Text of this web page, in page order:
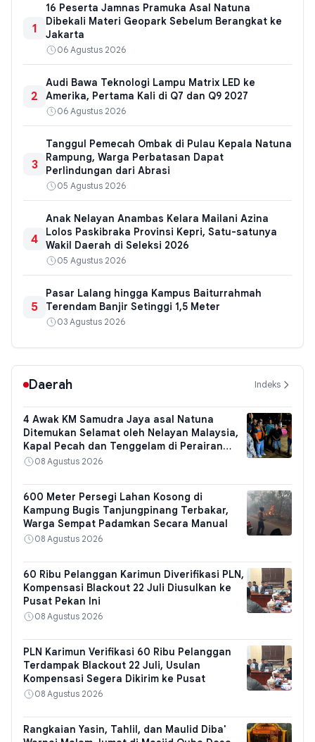
1
16 Peserta Jamnas Pramuka Asal Natuna
Dibekali Materi Geopark Sebelum Berangkat ke
Jakarta
06 Agustus 2026
2
Audi Bawa Teknologi Lampu Matrix LED ke
Amerika, Pertama Kali di Q7 dan Q9 2027
06 Agustus 2026
3
Tanggul Pemecah Ombak di Pulau Kepala Natuna
Rampung, Warga Perbatasan Dapat
Perlindungan dari Abrasi
05 Agustus 2026
4
Anak Nelayan Anambas Kelara Mailani Azina
Lolos Paskibraka Provinsi Kepri, Satu-satunya
Wakil Daerah di Seleksi 2026
05 Agustus 2026
5
Pasar Lalang hingga Kampus Baiturrahmah
Terendam Banjir Setinggi 1,5 Meter
03 Agustus 2026
Daerah Indeks
4 Awak KM Samudra Jaya asal Natuna
Ditemukan Selamat oleh Nelayan Malaysia,
Kapal Pecah dan Tenggelam di Perairan
Kuantan
08 Agustus 2026
600 Meter Persegi Lahan Kosong di
Kampung Bugis Tanjungpinang Terbakar,
Warga Sempat Padamkan Secara Manual
08 Agustus 2026
60 Ribu Pelanggan Karimun Diverifikasi PLN,
Kompensasi Blackout 22 Juli Diusulkan ke
Pusat Pekan Ini
08 Agustus 2026
PLN Karimun Verifikasi 60 Ribu Pelanggan
Terdampak Blackout 22 Juli, Usulan
Kompensasi Segera Dikirim ke Pusat
08 Agustus 2026
Rangkaian Yasin, Tahlil, dan Maulid Diba'